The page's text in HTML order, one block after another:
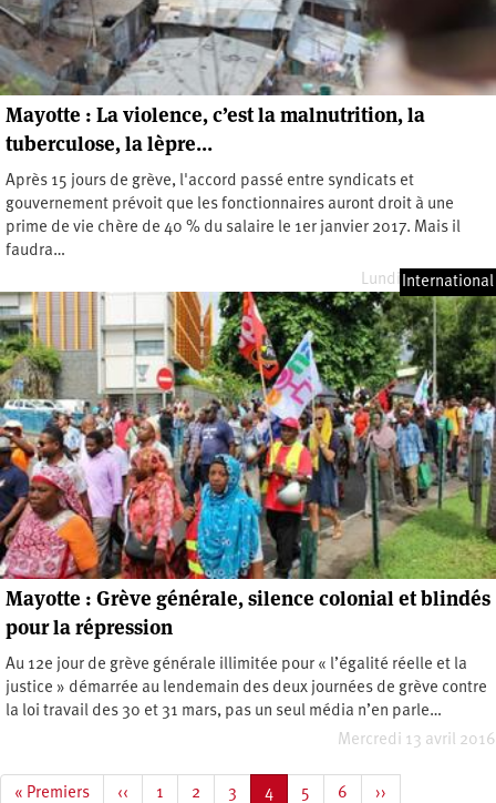
Mayotte : La violence, c’est la malnutrition, la
tuberculose, la lèpre…
Après 15 jours de grève, l'accord passé entre syndicats et
gouvernement prévoit que les fonctionnaires auront droit à une
prime de vie chère de 40 % du salaire le 1er janvier 2017. Mais il
faudra…
Lundi 18 avril 2016
International
Mayotte : Grève générale, silence colonial et blindés
pour la répression
Au 12e jour de grève générale illimitée pour « l’égalité réelle et la
justice » démarrée au lendemain des deux journées de grève contre
la loi travail des 30 et 31 mars, pas un seul média n’en parle…
Mercredi 13 avril 2016
Première
« Premiers
Page
‹‹ Page
1 Page
2 Page
3
Page
4 Page
5 Page
6
Page
››